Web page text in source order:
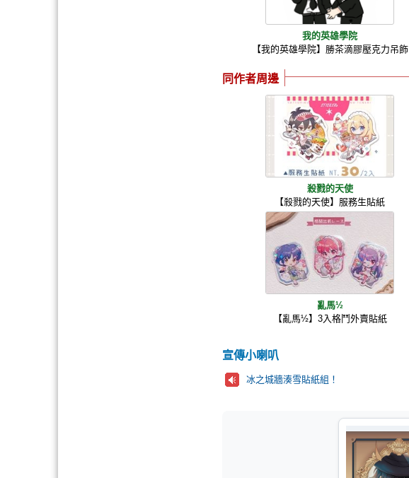
我的英雄學院
【我的英雄學院】勝茶滴膠壓克力吊飾
同作者周邊
殺戮的天使
【殺戮的天使】服務生貼紙
亂馬½
【亂馬½】3入格鬥外賣貼紙
宣傳小喇叭
冰之城牆湊雪貼紙組！